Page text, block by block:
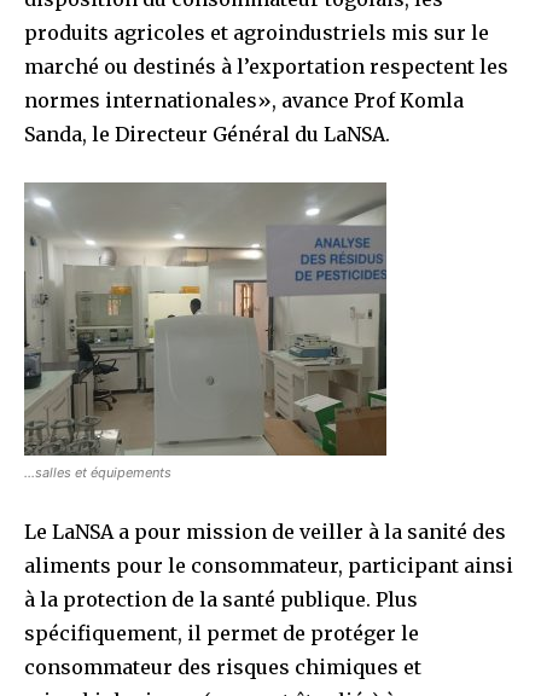
produits agricoles et agroindustriels mis sur le
marché ou destinés à l’exportation respectent les
normes internationales», avance Prof Komla
Sanda, le Directeur Général du LaNSA.
…salles et équipements
Le LaNSA a pour mission de veiller à la sanité des
aliments pour le consommateur, participant ainsi
à la protection de la santé publique. Plus
spécifiquement, il permet de protéger le
consommateur des risques chimiques et